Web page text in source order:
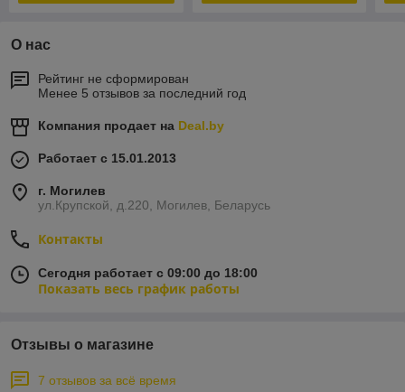
О нас
Рейтинг не сформирован
Менее 5 отзывов за последний год
Компания продает на Deal.by
Работает с 15.01.2013
г. Могилев
ул.Крупской, д.220, Могилев, Беларусь
Контакты
Сегодня работает с 09:00 до 18:00
Показать весь график работы
Отзывы о магазине
7 отзывов за всё время